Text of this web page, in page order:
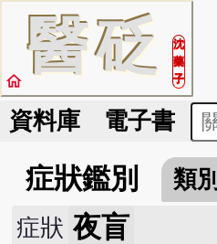
醫砭
沈
藥
子
home
資料庫 電子書
症狀鑑別 類別
症狀 夜盲